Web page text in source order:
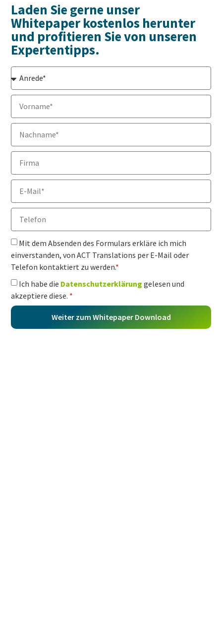
Laden Sie gerne unser
Whitepaper kostenlos herunter
und profitieren Sie von unseren
Expertentipps.
Mit dem Absenden des Formulars erkläre ich mich
einverstanden, von ACT Translations per E-Mail oder
Telefon kontaktiert zu werden.*
Ich habe die Datenschutzerklärung gelesen und
akzeptiere diese. *
Weiter zum Whitepaper Download